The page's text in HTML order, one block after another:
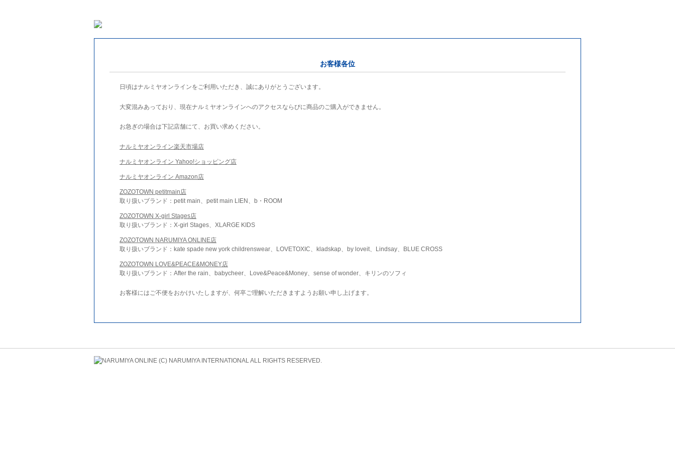
お客様各位
日頃はナルミヤオンラインをご利用いただき、誠にありがとうございます。
大変混みあっており、現在ナルミヤオンラインへのアクセスならびに商品のご購入ができません。
お急ぎの場合は下記店舗にて、お買い求めください。
ナルミヤオンライン楽天市場店
ナルミヤオンライン Yahoo!ショッピング店
ナルミヤオンライン Amazon店
ZOZOTOWN petitmain店
取り扱いブランド：petit main、petit main LIEN、b・ROOM
ZOZOTOWN X-girl Stages店
取り扱いブランド：X-girl Stages、XLARGE KIDS
ZOZOTOWN NARUMIYA ONLINE店
取り扱いブランド：kate spade new york childrenswear、LOVETOXIC、kladskap、by loveit、Lindsay、BLUE CROSS
ZOZOTOWN LOVE&PEACE&MONEY店
取り扱いブランド：After the rain、babycheer、Love&Peace&Money、sense of wonder、キリンのソフィ
お客様にはご不便をおかけいたしますが、何卒ご理解いただきますようお願い申し上げます。